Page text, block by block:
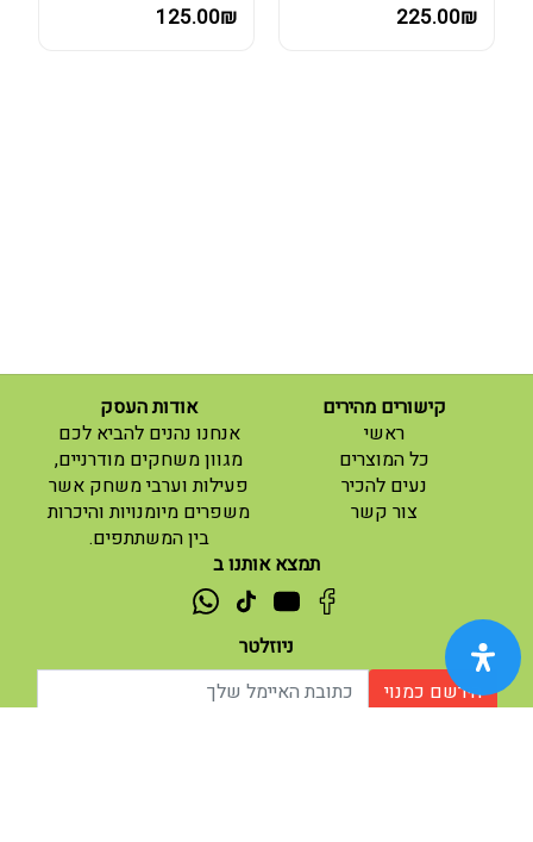
225.00₪
125.00₪
קישורים מהירים
ראשי
(current)
כל המוצרים
נעים להכיר
צור קשר
(current)
אודות העסק
אנחנו נהנים להביא לכם
מגוון משחקים מודרניים,
פעילות וערבי משחק אשר
משפרים מיומנויות והיכרות
בין המשתתפים.
תמצא אותנו ב
ניוזלטר
הירשם כמנוי